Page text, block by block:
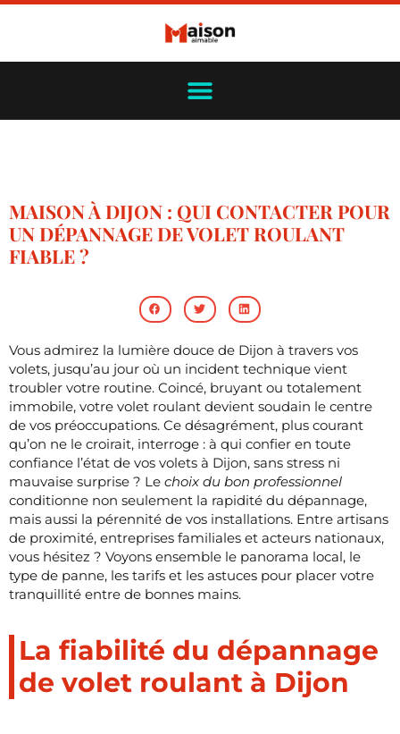
MAISON À DIJON : QUI CONTACTER POUR
UN DÉPANNAGE DE VOLET ROULANT
FIABLE ?
Vous admirez la lumière douce de Dijon à travers vos
volets, jusqu’au jour où un incident technique vient
troubler votre routine. Coincé, bruyant ou totalement
immobile, votre volet roulant devient soudain le centre
de vos préoccupations. Ce désagrément, plus courant
qu’on ne le croirait, interroge : à qui confier en toute
confiance l’état de vos volets à Dijon, sans stress ni
mauvaise surprise ? Le choix du bon professionnel
conditionne non seulement la rapidité du dépannage,
mais aussi la pérennité de vos installations. Entre artisans
de proximité, entreprises familiales et acteurs nationaux,
vous hésitez ? Voyons ensemble le panorama local, le
type de panne, les tarifs et les astuces pour placer votre
tranquillité entre de bonnes mains.
La fiabilité du dépannage
de volet roulant à Dijon